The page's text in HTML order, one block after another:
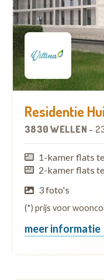
Residentie
3830 WELLEN -
1-kamer flats
2-kamer flats
3 foto's
(*) prijs voor
meer informatie